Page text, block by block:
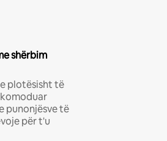
shërbim
plotësisht të
punonjësve të
për t'u